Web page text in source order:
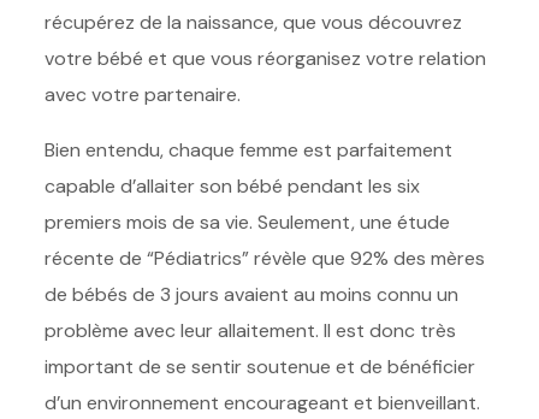
récupérez de la naissance, que vous découvrez
votre bébé et que vous réorganisez votre relation
avec votre partenaire.
Bien entendu, chaque femme est parfaitement
capable d’allaiter son bébé pendant les six
premiers mois de sa vie. Seulement, une étude
récente de “Pédiatrics” révèle que 92% des mères
de bébés de 3 jours avaient au moins connu un
problème avec leur allaitement. Il est donc très
important de se sentir soutenue et de bénéficier
d’un environnement encourageant et bienveillant.